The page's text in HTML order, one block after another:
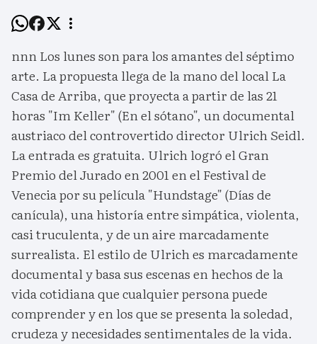
nnn Los lunes son para los amantes del séptimo
arte. La propuesta llega de la mano del local La
Casa de Arriba, que proyecta a partir de las 21
horas "Im Keller" (En el sótano", un documental
austriaco del controvertido director Ulrich Seidl.
La entrada es gratuita. Ulrich logró el Gran
Premio del Jurado en 2001 en el Festival de
Venecia por su película "Hundstage" (Días de
canícula), una historía entre simpática, violenta,
casi truculenta, y de un aire marcadamente
surrealista. El estilo de Ulrich es marcadamente
documental y basa sus escenas en hechos de la
vida cotidiana que cualquier persona puede
comprender y en los que se presenta la soledad,
crudeza y necesidades sentimentales de la vida.